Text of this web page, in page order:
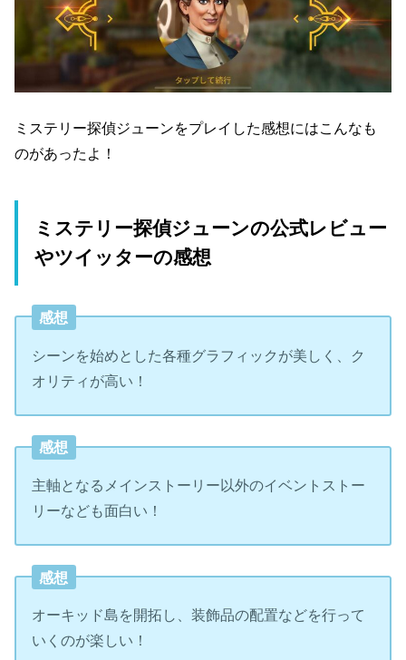
ミステリー探偵ジューンをプレイした感想にはこんなも
のがあったよ！
ミステリー探偵ジューンの公式レビュー
やツイッターの感想
感想
シーンを始めとした各種グラフィックが美しく、ク
オリティが高い！
感想
主軸となるメインストーリー以外のイベントストー
リーなども面白い！
感想
オーキッド島を開拓し、装飾品の配置などを行って
いくのが楽しい！